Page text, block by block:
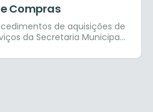
Compras
de aquisições de
da Secretaria Municipal
legislação em vigor; II –